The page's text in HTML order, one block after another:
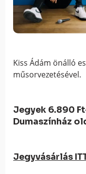
Kiss Ádám önálló
műsorvezetésével.
Jegyek 6.890
Dumaszínház
Jegyvásárlás